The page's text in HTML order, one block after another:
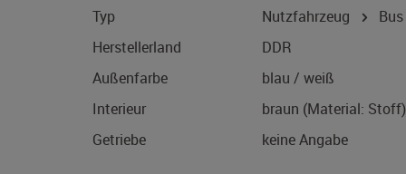
Typ
Nutzfahrzeug
Bus
Herstellerland
DDR
Außenfarbe
blau / weiß
Interieur
braun (Material: Stoff)
Getriebe
keine Angabe